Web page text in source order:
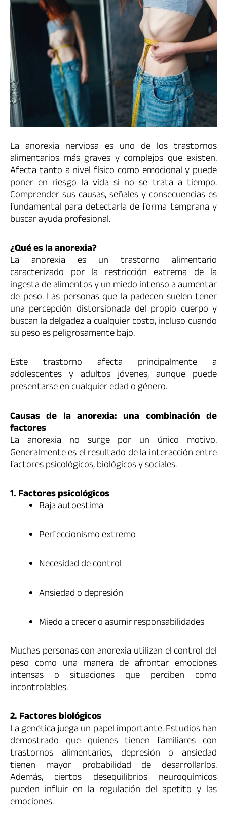
La anorexia nerviosa es uno de los trastornos
alimentarios más graves y complejos que existen.
Afecta tanto a nivel físico como emocional y puede
poner en riesgo la vida si no se trata a tiempo.
Comprender sus causas, señales y consecuencias es
fundamental para detectarla de forma temprana y
buscar ayuda profesional.
¿Qué es la anorexia?
La anorexia es un trastorno alimentario
caracterizado por la restricción extrema de la
ingesta de alimentos y un miedo intenso a aumentar
de peso. Las personas que la padecen suelen tener
una percepción distorsionada del propio cuerpo y
buscan la delgadez a cualquier costo, incluso cuando
su peso es peligrosamente bajo.
Este trastorno afecta principalmente a
adolescentes y adultos jóvenes, aunque puede
presentarse en cualquier edad o género.
Causas de la anorexia: una combinación de
factores
La anorexia no surge por un único motivo.
Generalmente es el resultado de la interacción entre
factores psicológicos, biológicos y sociales.
1. Factores psicológicos
Baja autoestima
Perfeccionismo extremo
Necesidad de control
Ansiedad o depresión
Miedo a crecer o asumir responsabilidades
Muchas personas con anorexia utilizan el control del
peso como una manera de afrontar emociones
intensas o situaciones que perciben como
incontrolables.
2. Factores biológicos
La genética juega un papel importante. Estudios han
demostrado que quienes tienen familiares con
trastornos alimentarios, depresión o ansiedad
tienen mayor probabilidad de desarrollarlos.
Además, ciertos desequilibrios neuroquímicos
pueden influir en la regulación del apetito y las
emociones.